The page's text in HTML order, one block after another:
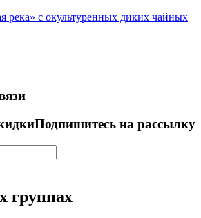
река» с окультуренных диких чайных
Подпишитесь на рассылку
группах